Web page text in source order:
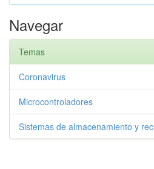
Navegar
Temas
Coronavirus
Microcontroladores
Sistemas de almacenamiento y